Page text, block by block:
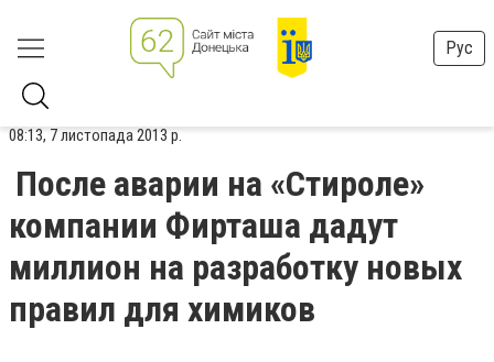
Рус
08:13, 7 листопада 2013 р.
После аварии на «Стироле»
компании Фирташа дадут
миллион на разработку новых
правил для химиков